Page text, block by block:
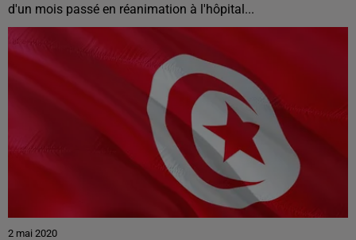
d'un mois passé en réanimation à l'hôpital...
2 mai 2020